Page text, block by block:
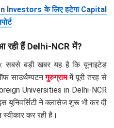
Investors के लिए हटेगा Capital
रही हैं Delhi-NCR में?
सबसे बड़ी खबर यह है कि यूनाइटेड
ऑफ साउथैम्पटनगुरुग्राममें पूरी तरह से
Universities in Delhi-NCR
यूनिवर्सिटी ने क्लासेज शुरू भी कर दी
कर रही है।